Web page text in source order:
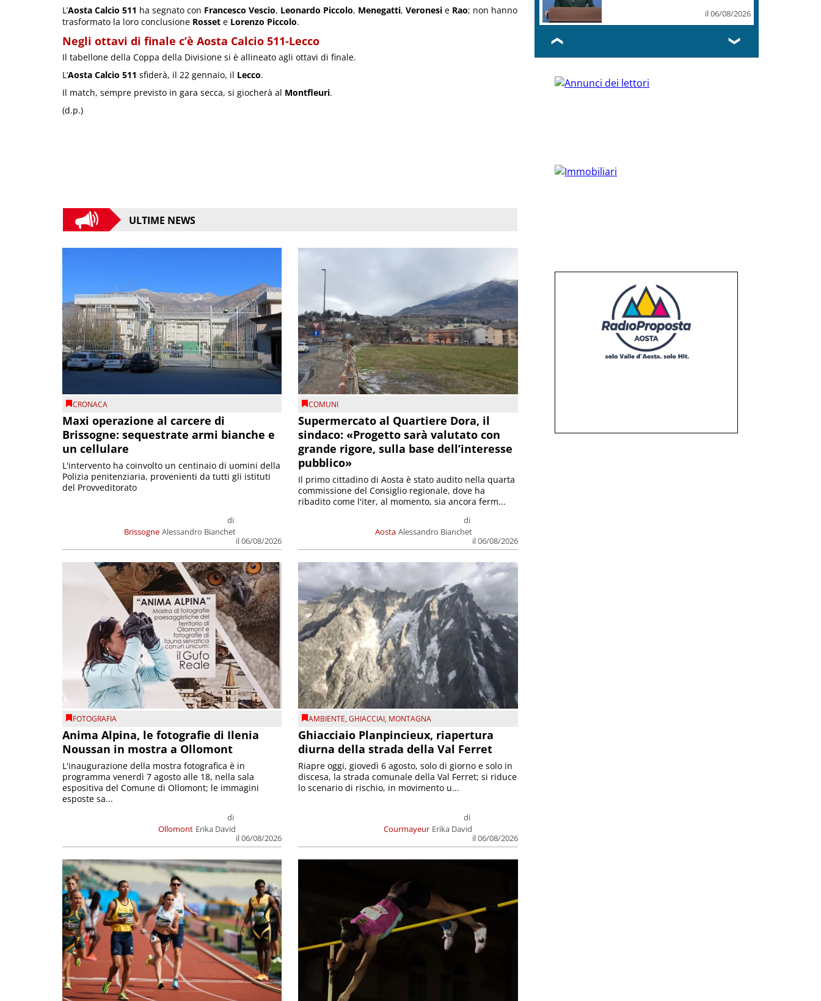
L’Aosta Calcio 511 ha segnato con Francesco Vescio, Leonardo Piccolo, Menegatti, Veronesi e Rao; non hanno
trasformato la loro conclusione Rosset e Lorenzo Piccolo.
Negli ottavi di finale c’è Aosta Calcio 511-Lecco
Il tabellone della Coppa della Divisione si è allineato agli ottavi di finale.
L’Aosta Calcio 511 sfiderà, il 22 gennaio, il Lecco.
Il match, sempre previsto in gara secca, si giocherà al Montfleuri.
(d.p.)
ULTIME NEWS
CRONACA
Maxi operazione al carcere di
Brissogne: sequestrate armi bianche e
un cellulare
Brissogne
di
Alessandro Bianchet
il 06/08/2026
L'intervento ha coinvolto un centinaio di uomini della
Polizia penitenziaria, provenienti da tutti gli istituti
del Provveditorato
COMUNI
Supermercato al Quartiere Dora, il
sindaco: «Progetto sarà valutato con
grande rigore, sulla base dell’interesse
pubblico»
Aosta
di
Alessandro Bianchet
il 06/08/2026
Il primo cittadino di Aosta è stato audito nella quarta
commissione del Consiglio regionale, dove ha
ribadito come l'iter, al momento, sia ancora ferm...
FOTOGRAFIA
Anima Alpina, le fotografie di Ilenia
Noussan in mostra a Ollomont
Ollomont
di
Erika David
il 06/08/2026
L'inaugurazione della mostra fotografica è in
programma venerdì 7 agosto alle 18, nella sala
espositiva del Comune di Ollomont; le immagini
esposte sa...
AMBIENTE,GHIACCIAI, MONTAGNA
Ghiacciaio Planpincieux, riapertura
diurna della strada della Val Ferret
Courmayeur
di
Erika David
il 06/08/2026
Riapre oggi, giovedì 6 agosto, solo di giorno e solo in
discesa, la strada comunale della Val Ferret; si riduce
lo scenario di rischio, in movimento u...
il 06/08/2026
❮ ❯